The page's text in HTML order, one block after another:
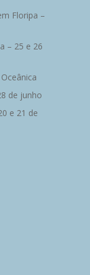
Floripa –
– 25 e 26
de junho
e 21 de